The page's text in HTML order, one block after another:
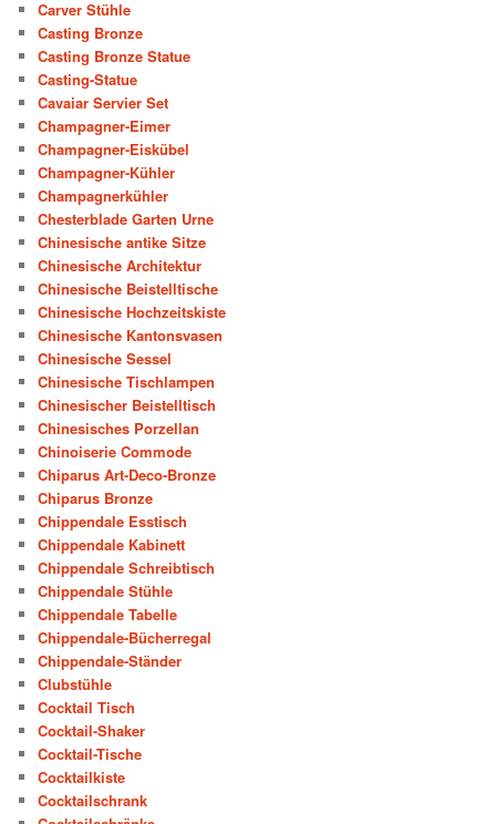
Carver Stühle
Casting Bronze
Casting Bronze Statue
Casting-Statue
Cavaiar Servier Set
Champagner-Eimer
Champagner-Eiskübel
Champagner-Kühler
Champagnerkühler
Chesterblade Garten Urne
Chinesische antike Sitze
Chinesische Architektur
Chinesische Beistelltische
Chinesische Hochzeitskiste
Chinesische Kantonsvasen
Chinesische Sessel
Chinesische Tischlampen
Chinesischer Beistelltisch
Chinesisches Porzellan
Chinoiserie Commode
Chiparus Art-Deco-Bronze
Chiparus Bronze
Chippendale Esstisch
Chippendale Kabinett
Chippendale Schreibtisch
Chippendale Stühle
Chippendale Tabelle
Chippendale-Bücherregal
Chippendale-Ständer
Clubstühle
Cocktail Tisch
Cocktail-Shaker
Cocktail-Tische
Cocktailkiste
Cocktailschrank